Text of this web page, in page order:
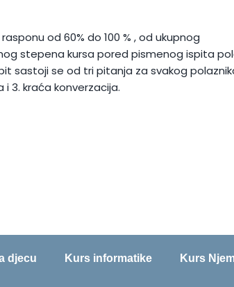
od 60% do 100 % , od ukupnog
stepena kursa pored pismenog ispita
sastoji se od tri pitanja za svakog
3. kraća konverzacija.
djecu Kurs informatike Kurs